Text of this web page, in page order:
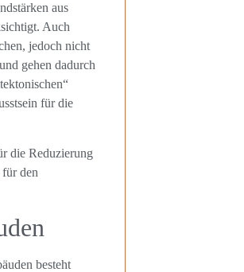
aus
Auch
jedoch nicht
gehen dadurch
für die
die Reduzierung
den
besteht